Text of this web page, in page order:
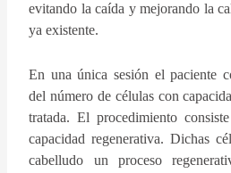
evitando la caída y mejorando la
ya existente.
En una única sesión el paciente
del número de células con
tratada. El procedimiento
capacidad regenerativa. Dichas
cabelludo un proceso